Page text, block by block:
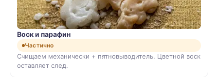
Воск и парафин
Частично
Счищаем механически + пятновыводитель. Цветной воск
оставляет след.